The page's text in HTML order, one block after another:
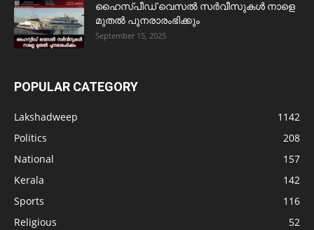
ഹൈസ്പീഡ് വെസൽ സർവീസുകൾ നാളെ
മുതൽ പുനരാരംഭിക്കും
September 15, 2025
POPULAR CATEGORY
Lakshadweep
1142
Politics
208
National
157
Kerala
142
Sports
116
Religious
52